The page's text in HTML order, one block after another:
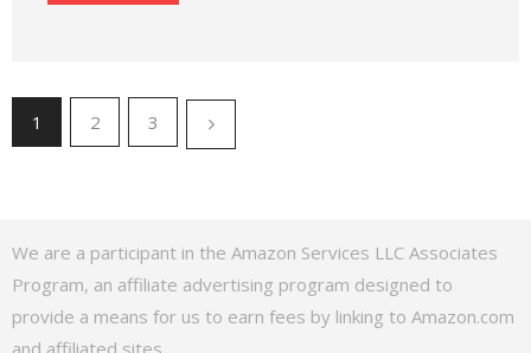
1 2 3
We are a participant in the Amazon Services LLC Associates
Program, an affiliate advertising program designed to
provide a means for us to earn fees by linking to Amazon.com